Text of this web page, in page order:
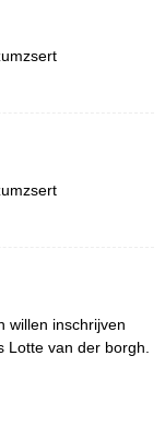
willen inschrijven
Lotte van der borgh.